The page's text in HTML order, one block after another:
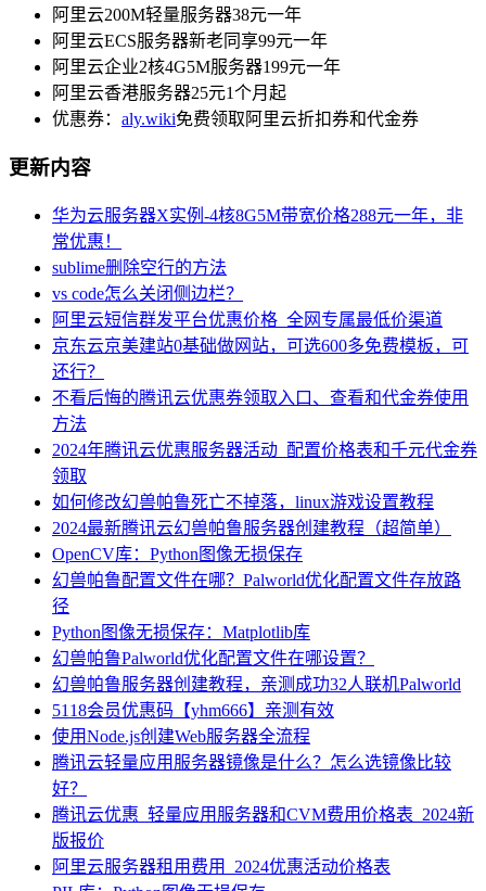
阿里云200M轻量服务器38元一年
阿里云ECS服务器新老同享99元一年
阿里云企业2核4G5M服务器199元一年
阿里云香港服务器25元1个月起
优惠券： aly.wiki免费领取阿里云折扣券和代金券
更新内容
华为云服务器X实例-4核8G5M带宽价格288元一年，非
常优惠！
sublime删除空行的方法
vs code怎么关闭侧边栏？
阿里云短信群发平台优惠价格_全网专属最低价渠道
京东云京美建站0基础做网站，可选600多免费模板，可
还行？
不看后悔的腾讯云优惠券领取入口、查看和代金券使用
方法
2024年腾讯云优惠服务器活动_配置价格表和千元代金券
领取
如何修改幻兽帕鲁死亡不掉落，linux游戏设置教程
2024最新腾讯云幻兽帕鲁服务器创建教程（超简单）
OpenCV库：Python图像无损保存
幻兽帕鲁配置文件在哪？Palworld优化配置文件存放路
径
Python图像无损保存：Matplotlib库
幻兽帕鲁Palworld优化配置文件在哪设置？
幻兽帕鲁服务器创建教程，亲测成功32人联机Palworld
5118会员优惠码【yhm666】亲测有效
使用Node.js创建Web服务器全流程
腾讯云轻量应用服务器镜像是什么？怎么选镜像比较
好？
腾讯云优惠_轻量应用服务器和CVM费用价格表_2024新
版报价
阿里云服务器租用费用_2024优惠活动价格表